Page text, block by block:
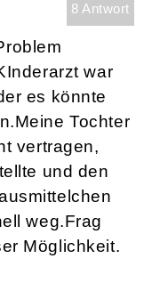
8 Antwort
war
es könnte
Tochter
vertragen,
und den
weg.Frag
Möglichkeit.